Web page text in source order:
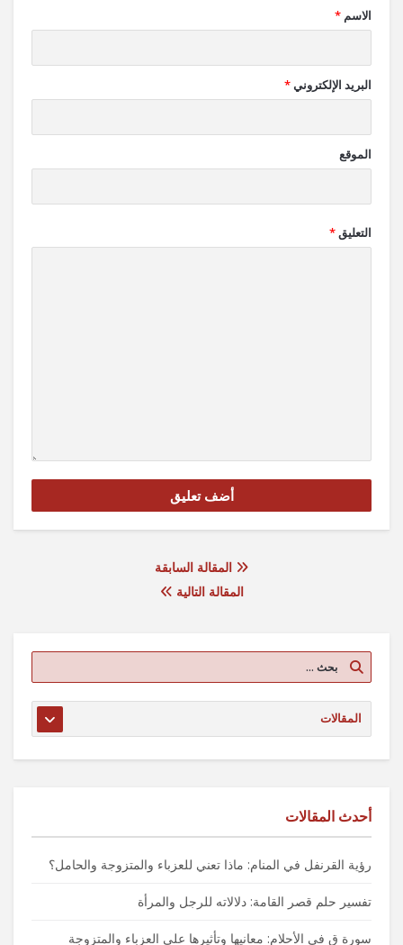
الاسم *
البريد الإلكتروني*
الموقع
التعليق*
المقالة السابقة
المقالة التالية
أحدث المقالات
رؤية القرنفل في المنام: ماذا تعني للعزباء والمتزوجة والحامل؟
تفسير حلم قصر القامة: دلالاته للرجل والمرأة
سورة ق في الأحلام: معانيها وتأثيرها على العزباء والمتزوجة